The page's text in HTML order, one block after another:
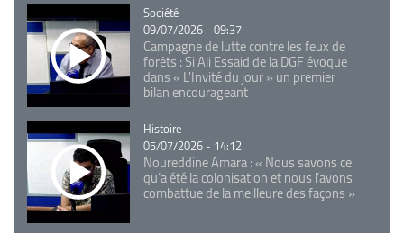
Catégorie
Société
09/07/2026 - 09:37
Campagne de lutte contre les feux de
forêts : Si Ali Essaid de la DGF évoque
dans « L'Invité du jour » un premier
bilan encourageant
Catégorie
Histoire
05/07/2026 - 14:12
Noureddine Amara : « Nous savons ce
qu’a été la colonisation et nous l’avons
combattue de la meilleure des façons »